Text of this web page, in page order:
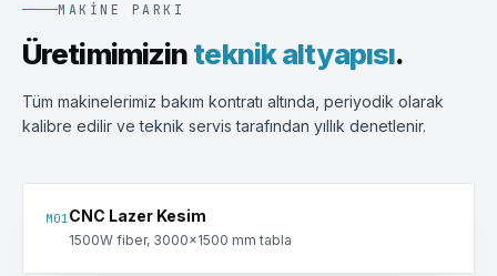
MAKINE PARKI
Üretimimizinteknik altyapısı.
Tüm makinelerimiz bakım kontratı altında, periyodik olarak
kalibre edilir ve teknik servis tarafından yıllık denetlenir.
M01CNC Lazer Kesim
1500W fiber, 3000×1500 mm tabla